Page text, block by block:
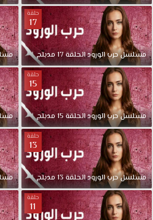
حلقة
17
مسلسلحربالورودالحلقة17مدبلج
حلقة
15
مسلسلحربالورودالحلقة15مدبلج
حلقة
13
مسلسلحربالورودالحلقة13مدبلج
حلقة
11